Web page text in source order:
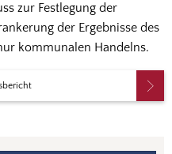
zur Festlegung der
der Ergebnisse des
kommunalen Handelns.